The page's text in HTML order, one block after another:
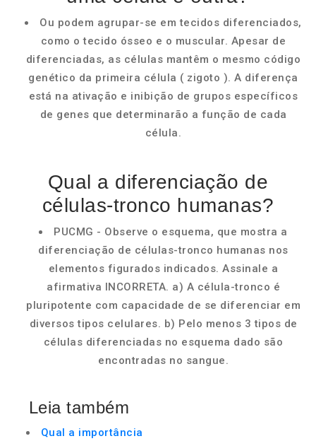
Ou podem agrupar-se em tecidos diferenciados,
como o tecido ósseo e o muscular. Apesar de
diferenciadas, as células mantêm o mesmo código
genético da primeira célula ( zigoto ). A diferença
está na ativação e inibição de grupos específicos
de genes que determinarão a função de cada
célula.
Qual a diferenciação de
células-tronco humanas?
PUCMG - Observe o esquema, que mostra a
diferenciação de células-tronco humanas nos
elementos figurados indicados. Assinale a
afirmativa INCORRETA. a) A célula-tronco é
pluripotente com capacidade de se diferenciar em
diversos tipos celulares. b) Pelo menos 3 tipos de
células diferenciadas no esquema dado são
encontradas no sangue.
Leia também
Qual a importância